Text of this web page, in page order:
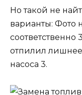
Но такой не
варианты: Фото
отпилил лишнее
насоса 3.